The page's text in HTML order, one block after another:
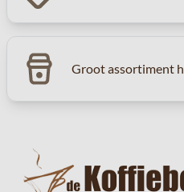
Groot assortiment